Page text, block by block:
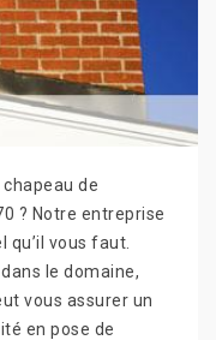
de
? Notre entreprise
vous faut.
le domaine,
vous assurer un
en pose de